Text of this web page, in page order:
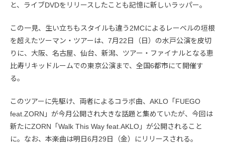
と、ライブDVDをリリースしたことも記憶に新しいラッパー。
この一見、生い立ちもスタイルも違う2MCによるレーベルの垣根
を超えたツーマン・ツアーは、7月22日（日）の水戸公演を皮切
りに、大阪、名古屋、仙台、新潟、ツアー・ファイナルとなる恵
比寿リキッドルームでの東京公演まで、全国6都市にて開催す
る。
このツアーに先駆け、両者によるコラボ曲、AKLO「FUEGO
feat.ZORN」が今月公開され大きな話題と集めていたが、今回は
新たにZORN「Walk This Way feat.AKLO」が公開されること
に。なお、本楽曲は明日6月29日（金）にリリースされる。